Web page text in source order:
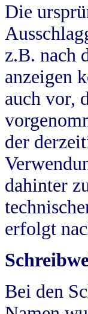
Die
z.B. nach
anzeigen
auch vor,
der
dahinter
erfolgt
Bei den